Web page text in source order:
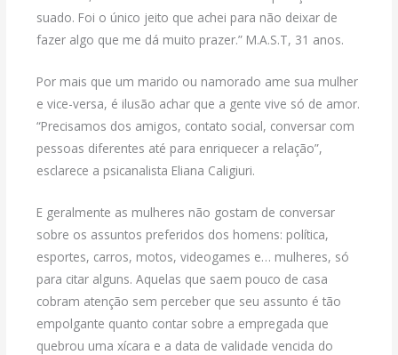
suado. Foi o único jeito que achei para não deixar de
fazer algo que me dá muito prazer.” M.A.S.T, 31 anos.
Por mais que um marido ou namorado ame sua mulher
e vice-versa, é ilusão achar que a gente vive só de amor.
“Precisamos dos amigos, contato social, conversar com
pessoas diferentes até para enriquecer a relação”,
esclarece a psicanalista Eliana Caligiuri.
E geralmente as mulheres não gostam de conversar
sobre os assuntos preferidos dos homens: política,
esportes, carros, motos, videogames e… mulheres, só
para citar alguns. Aquelas que saem pouco de casa
cobram atenção sem perceber que seu assunto é tão
empolgante quanto contar sobre a empregada que
quebrou uma xícara e a data de validade vencida do